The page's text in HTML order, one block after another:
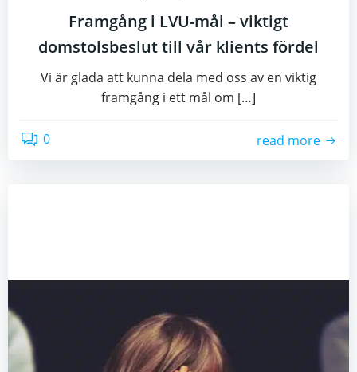
Framgång i LVU-mål – viktigt
domstolsbeslut till vår klients fördel
Vi är glada att kunna dela med oss av en viktig
framgång i ett mål om […]
0 read more